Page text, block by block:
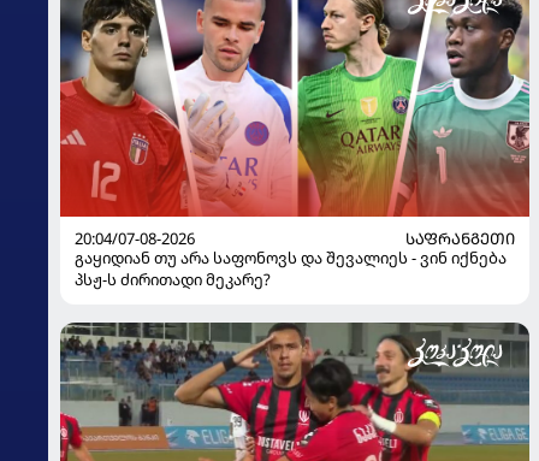
20:04/07-08-2026
ᲡᲐᲤᲠᲐᲜᲒᲔᲗᲘ
გაყიდიან თუ არა საფონოვს და შევალიეს - ვინ იქნება
პსჟ-ს ძირითადი მეკარე?